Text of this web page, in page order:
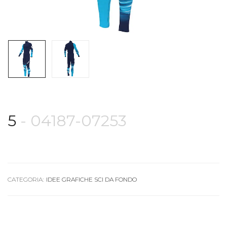
5 - 04187-07253
CATEGORIA: IDEE GRAFICHE SCI DA FONDO